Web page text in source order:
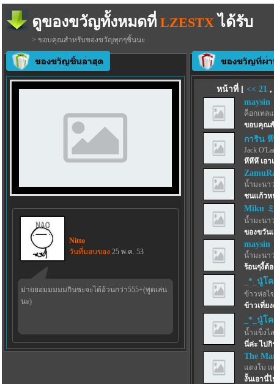
ดูของขวัญทั้งหมดที่ LZESTX ได้รับ
> ขอบคุณสำหรับของขวัญทุกๆชิ้นนะ
Nitto
วันที่มอบของ 25 พ.ค. 53
ม่ายยอมมมมมกินซะจะได้อ้วนกว่า555+(พูดเล่น
นะ)
หน้าที่ [ << 21 ,
maysin
ค็อกเทล
ขอบคุณส
การิน
Jack
หึหึหึ เอา
น้ำมะนา
ชนแก้วห
Miku
น้ำมะนา
ของขวัน
maysin
น้ำมะนา
ร้อนๆงี้ต้อ
_*_นู๋โ
ข้าวห่อไ
ข้าวเที่ย
_*_นู๋โ
น้ำแข็งไ
นี่ค่ะ ไป
The
แตงโม
งั้นเอานี่